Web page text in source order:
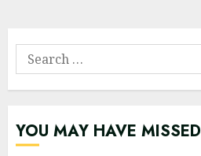
Search
for:
YOU MAY HAVE MISSED